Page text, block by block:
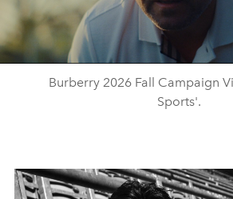
Burberry 2026 Fall Campaign
Sports'.